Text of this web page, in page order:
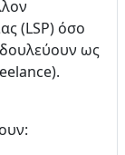
(LSP) όσο
ως